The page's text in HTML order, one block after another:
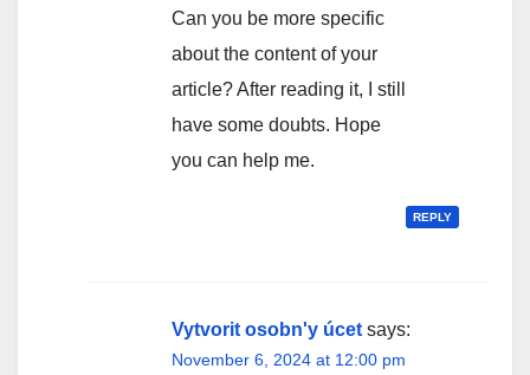
Can you be more specific
about the content of your
article? After reading it, I still
have some doubts. Hope
you can help me.
REPLY
Vytvorit osobn'y úcet says:
November 6, 2024 at 12:00 pm